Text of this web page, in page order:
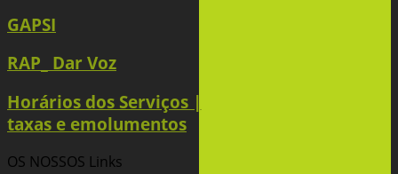
GAPSI
RAP_ Dar Voz
Horários dos Serviços |
taxas e emolumentos
OS NOSSOS Links